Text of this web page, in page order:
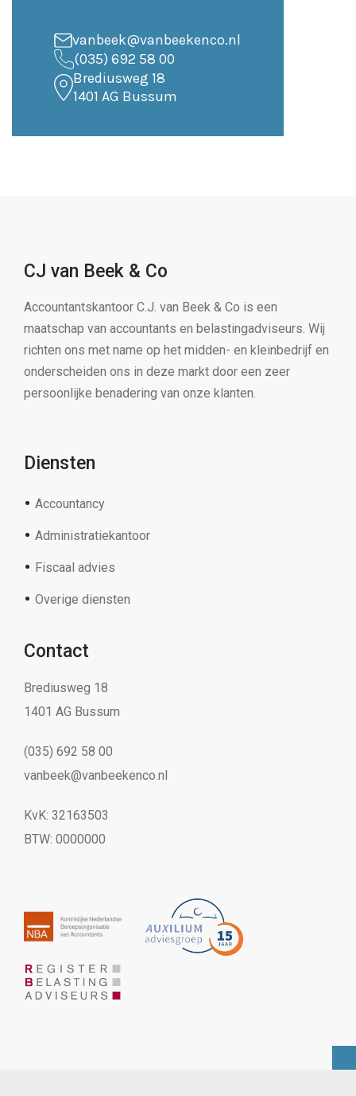
vanbeek@vanbeekenco.nl
(035) 692 58 00
Brediusweg 18
1401 AG Bussum
CJ van Beek & Co
Accountantskantoor C.J. van Beek & Co is een
maatschap van accountants en belastingadviseurs. Wij
richten ons met name op het midden- en kleinbedrijf en
onderscheiden ons in deze markt door een zeer
persoonlijke benadering van onze klanten.
Diensten
Accountancy
Administratiekantoor
Fiscaal advies
Overige diensten
Contact
Brediusweg 18
1401 AG Bussum
(035) 692 58 00
vanbeek@vanbeekenco.nl
KvK: 32163503
BTW: 0000000